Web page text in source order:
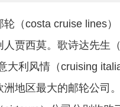
轮（costa cruise lines
人贾西莫。歌诗达先生
大利风情（cruising
洲地区最大的邮轮公司